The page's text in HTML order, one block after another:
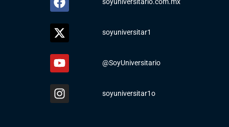
soyuniversitar1
@SoyUniversitario
soyuniversitar1o